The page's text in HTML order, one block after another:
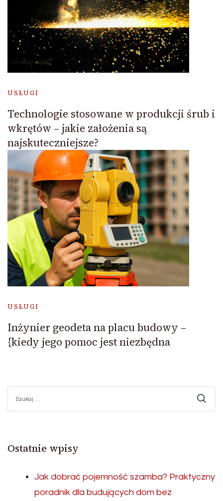
USŁUGI
Technologie stosowane w produkcji śrub i
wkrętów – jakie założenia są
najskuteczniejsze?
USŁUGI
Inżynier geodeta na placu budowy –
{kiedy jego pomoc jest niezbędna
Ostatnie wpisy
Jak dobrać pojemność szamba? Praktyczny
poradnik dla budujących dom bez